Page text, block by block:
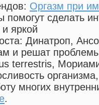
Оргазм при
помогут сделать
яркой
: Динатроп,
и решат
terrestris,
многих
.